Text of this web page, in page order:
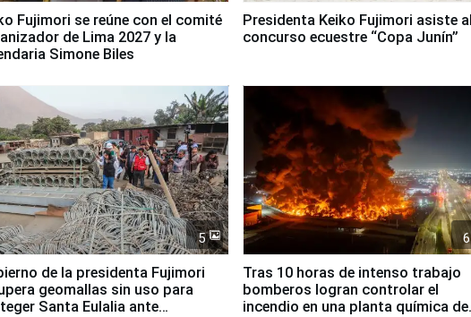
Fujimori se reúne con el comité
de Lima 2027 y la
Simone Biles
Presidenta Keiko Fujimori asiste al
concurso ecuestre “Copa Junín”
5
de la presidenta Fujimori
geomallas sin uso para
Santa Eulalia ante
6
Tras 10 horas de intenso trabajo
bomberos logran controlar el
incendio en una planta química de